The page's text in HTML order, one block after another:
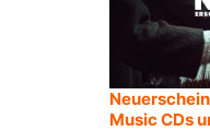
Music CDs